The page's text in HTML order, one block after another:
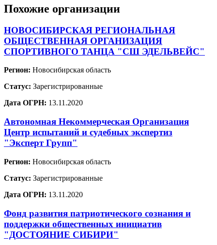
Похожие организации
НОВОСИБИРСКАЯ РЕГИОНАЛЬНАЯ
ОБЩЕСТВЕННАЯ ОРГАНИЗАЦИЯ
СПОРТИВНОГО ТАНЦА "СШ ЭДЕЛЬВЕЙС"
Регион: Новосибирская область
Статус: Зарегистрированные
Дата ОГРН: 13.11.2020
Автономная Некоммерческая Организация
Центр испытаний и судебных экспертиз
"Эксперт Групп"
Регион: Новосибирская область
Статус: Зарегистрированные
Дата ОГРН: 13.11.2020
Фонд развития патриотического сознания и
поддержки общественных инициатив
"ДОСТОЯНИЕ СИБИРИ"